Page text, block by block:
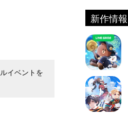
イベントを
新作情報